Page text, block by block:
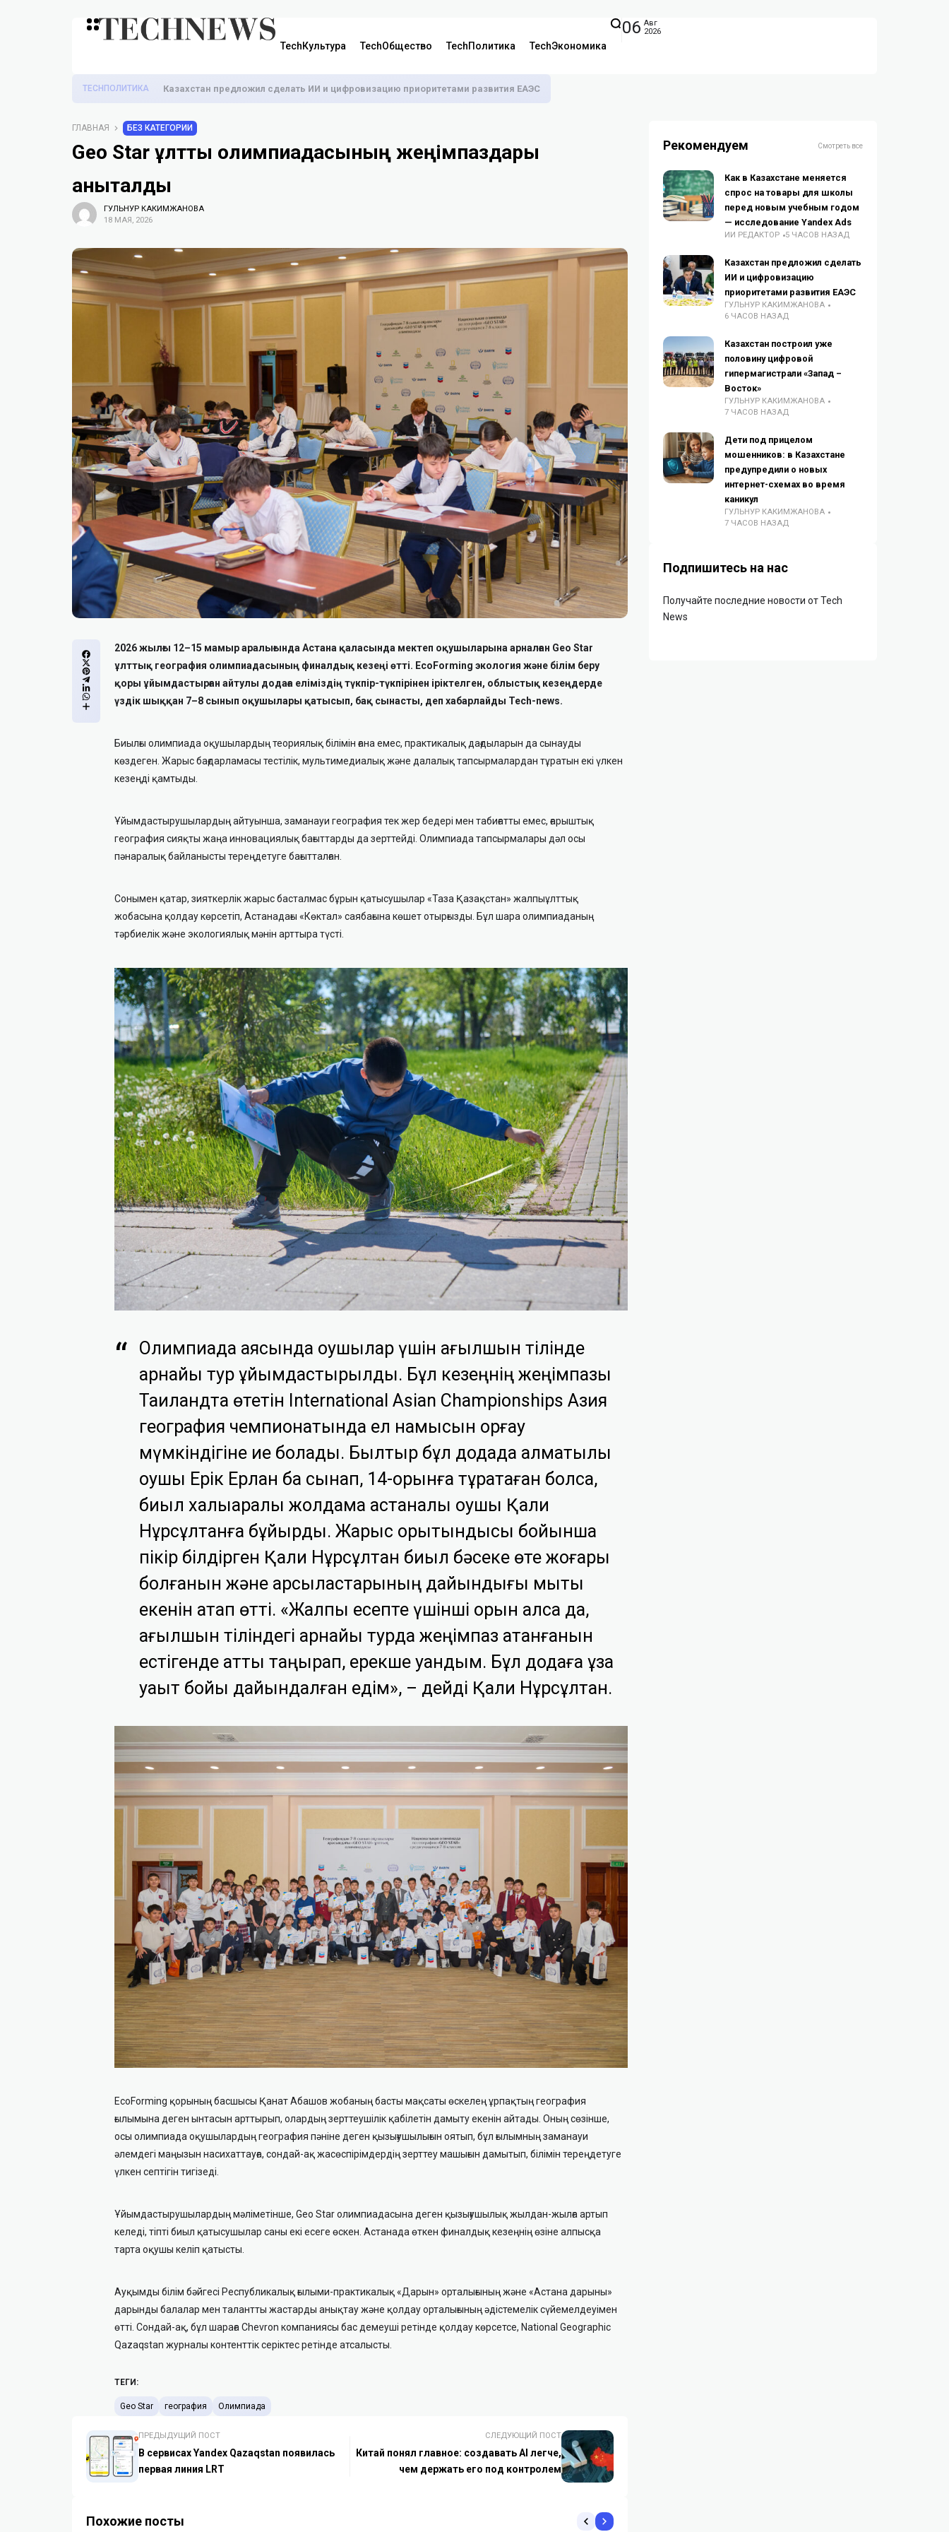
TechКультура TechОбщество TechПолитика TechЭкономика
06 Авг
2026
TECHПОЛИТИКА Казахстан предложил сделать ИИ и цифровизацию приоритетами развития ЕАЭС
ГЛАВНАЯ БЕЗ КАТЕГОРИИ
Geo Star ұлттық олимпиадасының жеңімпаздары
анықталды
ГУЛЬНУР КАКИМЖАНОВА
18 МАЯ, 2026
2026 жылғы 12–15 мамыр аралығында Астана қаласында мектеп оқушыларына арналған Geo Star
ұлттық география олимпиадасының финалдық кезеңі өтті. EcoForming экология және білім беру
қоры ұйымдастырған айтулы додаға еліміздің түкпір-түкпірінен іріктелген, облыстық кезеңдерде
үздік шыққан 7–8 сынып оқушылары қатысып, бақ сынасты, деп хабарлайды Tech-news.
Биылғы олимпиада оқушылардың теориялық білімін ғана емес, практикалық дағдыларын да сынауды
көздеген. Жарыс бағдарламасы тестілік, мультимедиалық және далалық тапсырмалардан тұратын екі үлкен
кезеңді қамтыды.
Ұйымдастырушылардың айтуынша, заманауи география тек жер бедері мен табиғатты емес, ғарыштық
география сияқты жаңа инновациялық бағыттарды да зерттейді. Олимпиада тапсырмалары дәл осы
пәнаралық байланысты тереңдетуге бағытталған.
Сонымен қатар, зияткерлік жарыс басталмас бұрын қатысушылар «Таза Қазақстан» жалпыұлттық
жобасына қолдау көрсетіп, Астанадағы «Көктал» саябағына көшет отырғызды. Бұл шара олимпиаданың
тәрбиелік және экологиялық мәнін арттыра түсті.
Олимпиада аясында оқушылар үшін ағылшын тілінде
арнайы тур ұйымдастырылды. Бұл кезеңнің жеңімпазы
Таиландта өтетін International Asian Championships Азия
география чемпионатында ел намысын қорғау
мүмкіндігіне ие болады. Былтыр бұл додада алматылық
оқушы Ерік Ерлан бақ сынап, 14-орынға тұрақтаған болса,
биыл халықаралық жолдама астаналық оқушы Қали
Нұрсұлтанға бұйырды. Жарыс қорытындысы бойынша
пікір білдірген Қали Нұрсұлтан биыл бәсеке өте жоғары
болғанын және қарсыластарының дайындығы мықты
екенін атап өтті. «Жалпы есепте үшінші орын алса да,
ағылшын тіліндегі арнайы турда жеңімпаз атанғанын
естігенде қатты таңырқап, ерекше қуандым. Бұл додаға ұзақ
уақыт бойы дайындалған едім», – дейді Қали Нұрсұлтан.
EcoForming қорының басшысы Қанат Абашов жобаның басты мақсаты өскелең ұрпақтың география
ғылымына деген ынтасын арттырып, олардың зерттеушілік қабілетін дамыту екенін айтады. Оның сөзінше,
осы олимпиада оқушылардың география пәніне деген қызығушылығын оятып, бұл ғылымның заманауи
әлемдегі маңызын насихаттауға, сондай-ақ жасөспірімдердің зерттеу машығын дамытып, білімін тереңдетуге
үлкен септігін тигізеді.
Ұйымдастырушылардың мәліметінше, Geo Star олимпиадасына деген қызығушылық жылдан-жылға артып
келеді, тіпті биыл қатысушылар саны екі есеге өскен. Астанада өткен финалдық кезеңнің өзіне алпысқа
тарта оқушы келіп қатысты.
Ауқымды білім бәйгесі Республикалық ғылыми-практикалық «Дарын» орталығының және «Астана дарыны»
дарынды балалар мен талантты жастарды анықтау және қолдау орталығының әдістемелік сүйемелдеуімен
өтті. Сондай-ақ, бұл шараға Chevron компаниясы бас демеуші ретінде қолдау көрсетсе, National Geographic
Qazaqstan журналы контенттік серіктес ретінде атсалысты.
ТЕГИ:
Geo Star география Олимпиада
ПРЕДЫДУЩИЙ ПОСТ
В сервисах Yandex Qazaqstan появилась
первая линия LRT
СЛЕДУЮЩИЙ ПОСТ
Китай понял главное: создавать AI легче,
чем держать его под контролем
Похожие посты
Рекомендуем Смотреть все
Как в Казахстане меняется
спрос на товары для школы
перед новым учебным годом
— исследование Yandex Ads
ИИ РЕДАКТОР 5 ЧАСОВ НАЗАД
Казахстан предложил сделать
ИИ и цифровизацию
приоритетами развития ЕАЭС
ГУЛЬНУР КАКИМЖАНОВА
6 ЧАСОВ НАЗАД
Казахстан построил уже
половину цифровой
гипермагистрали «Запад –
Восток»
ГУЛЬНУР КАКИМЖАНОВА
7 ЧАСОВ НАЗАД
Дети под прицелом
мошенников: в Казахстане
предупредили о новых
интернет-схемах во время
каникул
ГУЛЬНУР КАКИМЖАНОВА
7 ЧАСОВ НАЗАД
Подпишитесь на нас
Получайте последние новости от Tech
News